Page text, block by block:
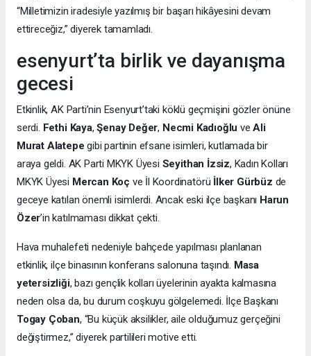
“Milletimizin iradesiyle yazılmış bir başarı hikâyesini devam
ettireceğiz,” diyerek tamamladı.
esenyurt’ta birlik ve dayanışma
gecesi
Etkinlik, AK Parti’nin Esenyurt’taki köklü geçmişini gözler önüne
serdi. Fethi Kaya,Şenay Değer, Necmi Kadıoğlu veAli
Murat Alatepe gibi partinin efsane isimleri, kutlamada bir
araya geldi. AK Parti MKYK Üyesi Seyithan İzsiz, Kadın Kolları
MKYK Üyesi Mercan Koç ve İl Koordinatörü İlker Gürbüz de
geceye katılan önemli isimlerdi. Ancak eski ilçe başkanı Harun
Özer’in katılmaması dikkat çekti.
Hava muhalefeti nedeniyle bahçede yapılması planlanan
etkinlik, ilçe binasının konferans salonuna taşındı. Masa
yetersizliği, bazı gençlik kolları üyelerinin ayakta kalmasına
neden olsa da, bu durum coşkuyu gölgelemedi. İlçe Başkanı
Togay Çoban, “Bu küçük aksilikler, aile olduğumuz gerçeğini
değiştirmez,” diyerek partilileri motive etti.